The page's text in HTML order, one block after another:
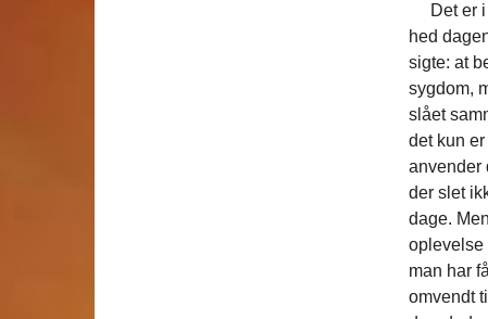
Det er i
hed
sigte: at
sygdom,
slået
det kun
anvender
der slet
dage.
oplevelse
man har
omvendt